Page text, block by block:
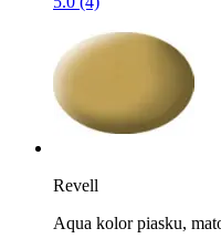
Revell
Aqua kolor piasku,